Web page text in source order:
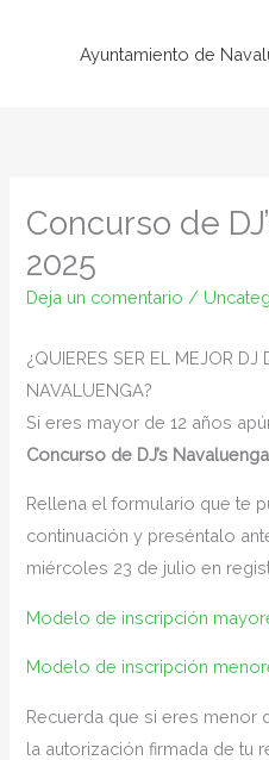
Ayuntamiento de
Concurso de
2025
Deja un comentario /
¿QUIERES SER EL MEJOR
NAVALUENGA?
Si eres mayor de 12 años
Concurso de DJ’s
Rellena el formulario que te
continuación y preséntalo
miércoles 23 de julio en
Modelo de inscripción
Modelo de inscripción
Recuerda que si eres menor
la autorización firmada de tu